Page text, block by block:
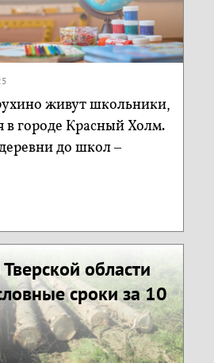
живут школьники,
в городе Красный Холм.
до школ –
области
сроки за 10